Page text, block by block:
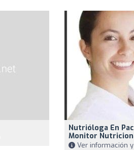
Nutrióloga En
Monitor
Ver información